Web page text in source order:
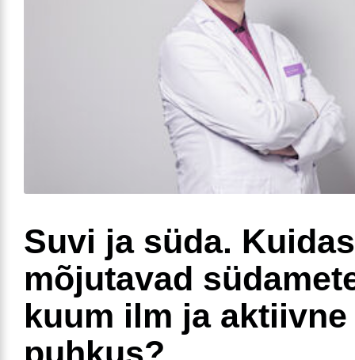
Suvi ja süda. Kuidas
mõjutavad
kuum ilm ja aktiivne